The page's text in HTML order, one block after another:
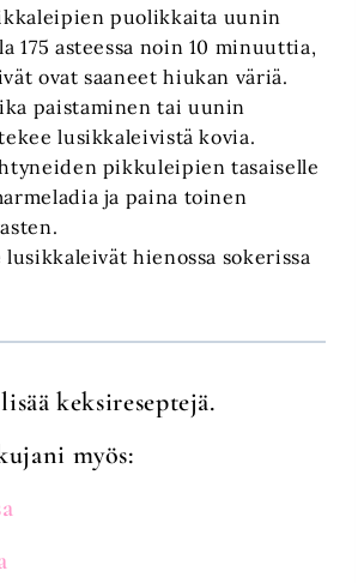
puolikkaita uunin
175 asteessa noin 10 minuuttia,
ovat saaneet hiukan väriä.
paistaminen tai uunin
lusikkaleivistä kovia.
pikkuleipien tasaiselle
ja paina toinen
lusikkaleivät hienossa sokerissa
lisää keksireseptejä.
myös: